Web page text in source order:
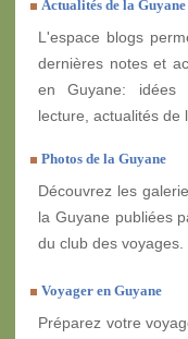
Actualités de la Guyane
L'espace blogs
dernières notes et
en Guyane: idées
lecture, actualités de
Photos de la Guyane
Découvrez les
la Guyane publiées
du club des voyages.
Voyager en Guyane
Préparez votre